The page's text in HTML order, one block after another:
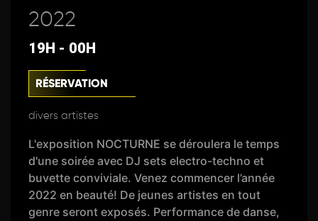
2022
19H - 00H
RÉSERVATION
divers artistes
L'exposition NOCTURNE se déroulera le temps
d'une soirée avec DJ sets electro-techno et
buvette conviviale. Venez commencer l’année
2022 en beauté! De jeunes artistes en tout
genre seront exposés. Performance de danse,